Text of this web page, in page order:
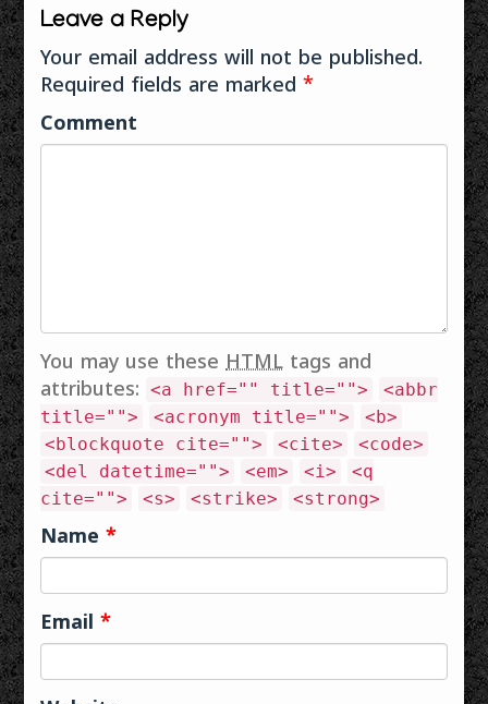
ചെല്ലുന്ന
പണ്ഡിതരൂപം കണ്ട്
ലാലേട്ടനും ഇപ്പോൾ
ഞെട്ടിയുണരുന്നുണ്ടാവണം...അമ്മയുടെ
ഭാരവാഹികളാകെ
അങ്കാലപ്പിലായിരിക്കും...
…
Leave a Reply
Your email address will not be published.
Required fields are marked*
Comment
You may use theseHTML tags and
attributes:
<a href="" title="">
<abbr
title="">
<acronym title="">
<b>
<blockquote cite="">
<cite>
<code>
<del datetime="">
<em> <i>
<q
cite="">
<s> <strike> <strong>
Name*
Email*